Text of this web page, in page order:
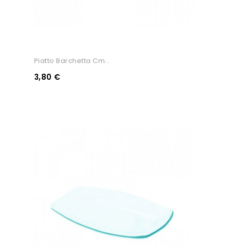
Piatto Barchetta Cm...
3,80 €